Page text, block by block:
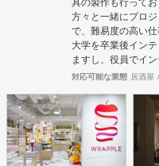
方々と一緒にプロ
で、難易度の高い
大学を卒業後イン
ますし、役員でイ
る者もおり、社内
が回らない際は代
専属の外注監理1名
ています。 さらに
おいて大きなボリ
ともに自信を持っ
対応可能な業態 居酒屋